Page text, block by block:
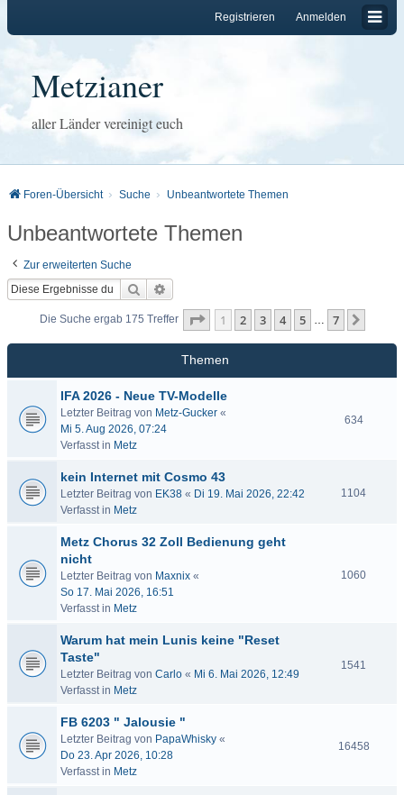
Anmelden
Registrieren
Metzianer
aller Länder vereinigt euch
Foren-Übersicht Suche Unbeantwortete Themen
Unbeantwortete Themen
Zur erweiterten Suche
Suche
Die Suche ergab 175 Treffer Seite 1von
1 2 3 4 5 … 7
Themen
IFA 2026 - Neue TV-Modelle
Letzter Beitrag von Metz-Gucker «
Mi 5. Aug 2026, 07:24
Verfasst in Metz
634
kein Internet mit Cosmo 43
Letzter Beitrag von EK38 « Di 19. Mai 2026, 22:42
Verfasst in Metz
1104
Metz Chorus 32 Zoll Bedienung geht
nicht
Letzter Beitrag von Maxnix «
So 17. Mai 2026, 16:51
Verfasst in Metz
1060
Warum hat mein Lunis keine "Reset
Taste"
Letzter Beitrag von Carlo « Mi 6. Mai 2026, 12:49
Verfasst in Metz
1541
FB 6203 " Jalousie "
Letzter Beitrag von PapaWhisky «
Do 23. Apr 2026, 10:28
Verfasst in Metz
16458